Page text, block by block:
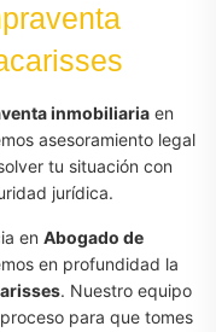
inmobiliariaen
asesoramiento legal
tu situación con
jurídica.
en Abogado de
en profundidad la
. Nuestro equipo
para que tomes